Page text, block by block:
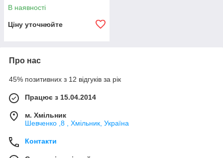
В наявності
Ціну уточнюйте
Про нас
45% позитивних з 12 відгуків за рік
Працює з 15.04.2014
м. Хмільник
Шевченко ,8 , Хмільник, Україна
Контакти